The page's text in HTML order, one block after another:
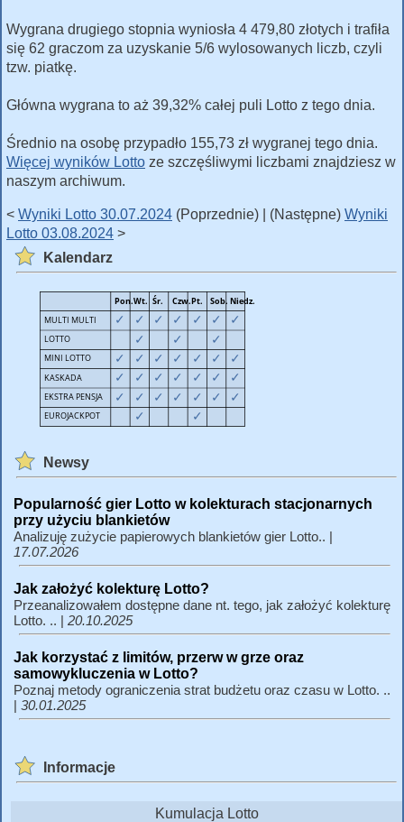
Wygrana drugiego stopnia wyniosła 4 479,80 złotych i trafiła
się 62 graczom za uzyskanie 5/6 wylosowanych liczb, czyli
tzw. piatkę.
Główna wygrana to aż 39,32% całej puli Lotto z tego dnia.
Średnio na osobę przypadło 155,73 zł wygranej tego dnia.
Więcej wyników Lotto ze szczęśliwymi liczbami znajdziesz w
naszym archiwum.
< Wyniki Lotto 30.07.2024 (Poprzednie) | (Następne) Wyniki
Lotto 03.08.2024 >
Kalendarz
Newsy
Popularność gier Lotto w kolekturach stacjonarnych
przy użyciu blankietów
Analizuję zużycie papierowych blankietów gier Lotto.. |
17.07.2026
Jak założyć kolekturę Lotto?
Przeanalizowałem dostępne dane nt. tego, jak założyć kolekturę
Lotto. .. | 20.10.2025
Jak korzystać z limitów, przerw w grze oraz
samowykluczenia w Lotto?
Poznaj metody ograniczenia strat budżetu oraz czasu w Lotto. ..
| 30.01.2025
Informacje
Kumulacja Lotto